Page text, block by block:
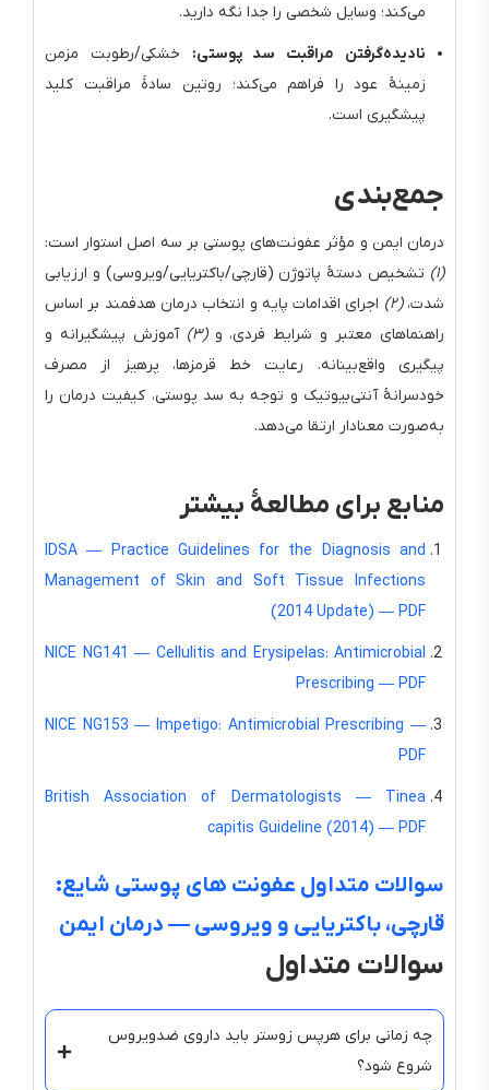
می‌کند؛ وسایل شخصی را جدا نگه دارید.
نادیده‌گرفتن مراقبت سد پوستی: خشکی/رطوبت مزمن
زمینهٔ عود را فراهم می‌کند؛ روتین سادهٔ مراقبت کلید
پیشگیری است.
جمع‌بندی
درمان ایمن و مؤثر عفونت‌های پوستی بر سه اصل استوار است:
(۱)
تشخیص دستهٔ پاتوژن (قارچی/باکتریایی/ویروسی) و ارزیابی
شدت،(۲)
اجرای اقدامات پایه و انتخاب درمان هدفمند بر اساس
راهنماهای معتبر و شرایط فردی، و(۳)
آموزش پیشگیرانه و
پیگیری واقع‌بینانه. رعایت خط قرمزها، پرهیز از مصرف
خودسرانهٔ آنتی‌بیوتیک و توجه به سد پوستی، کیفیت درمان را
به‌صورت معنادار ارتقا می‌دهد.
منابع برای مطالعهٔ بیشتر
IDSA — Practice Guidelines for the Diagnosis and
Management of Skin and Soft Tissue Infections
(2014 Update) — PDF
NICE NG141 — Cellulitis and Erysipelas: Antimicrobial
Prescribing — PDF
NICE NG153 — Impetigo: Antimicrobial Prescribing —
PDF
British Association of Dermatologists — Tinea
capitis Guideline (2014) — PDF
سوالات متداول عفونت های پوستی شایع:
قارچی، باکتریایی و ویروسی — درمان ایمن
سوالات متداول
چه زمانی برای هرپس زوستر باید داروی ضدویروس
شروع شود؟